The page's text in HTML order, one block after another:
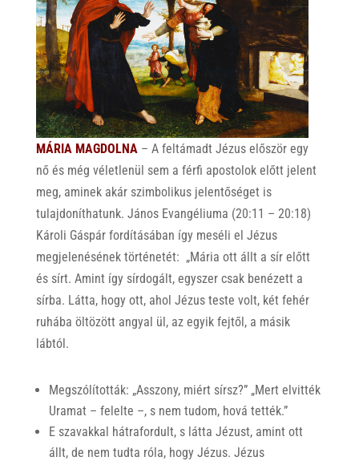
MÁRIA MAGDOLNA– A feltámadt Jézus először egy
nő és még véletlenül sem a férfi apostolok előtt jelent
meg, aminek akár szimbolikus jelentőséget is
tulajdoníthatunk. János Evangéliuma (20:11 – 20:18)
Károli Gáspár fordításában így meséli el Jézus
megjelenésének történetét: „Mária ott állt a sír előtt
és sírt. Amint így sírdogált, egyszer csak benézett a
sírba. Látta, hogy ott, ahol Jézus teste volt, két fehér
ruhába öltözött angyal ül, az egyik fejtől, a másik
lábtól.
Megszólították: „Asszony, miért sírsz?” „Mert elvitték
Uramat – felelte –, s nem tudom, hová tették.”
E szavakkal hátrafordult, s látta Jézust, amint ott
állt, de nem tudta róla, hogy Jézus. Jézus